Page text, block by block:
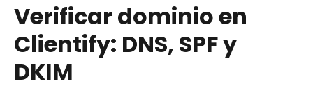
Verificar dominio en
Clientify: DNS, SPF y
DKIM